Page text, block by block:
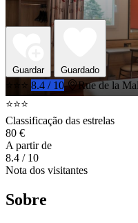
Guardar Guardado
⭐⭐⭐ 8.4 / 10
Rue de la
⭐⭐⭐
Classificação das estrelas
80 €
A partir de
8.4 / 10
Nota dos visitantes
Sobre